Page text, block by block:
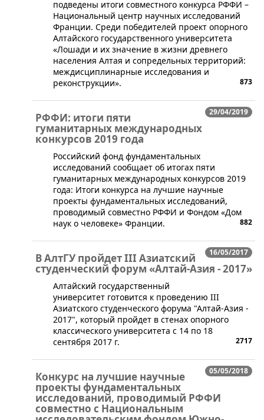
подведены итоги совместного конкурса РФФИ –
Национальный центр научных исследований
Франции. Среди победителей проект опорного
Алтайского государственного университета
«Лошади и их значение в жизни древнего
населения Алтая и сопредельных территорий:
междисциплинарные исследования и
реконструкции».
873
29/04/2019
РФФИ: итоги пяти
гуманитарных международных
конкурсов 2019 года
Российский фонд фундаментальных
исследований сообщает об итогах пяти
гуманитарных международных конкурсов 2019
года: Итоги конкурса на лучшие научные
проекты фундаментальных исследований,
проводимый совместно РФФИ и Фондом «Дом
наук о человеке» Франции.
882
16/05/2017
В АлтГУ пройдет III Азиатский
студенческий форум «Алтай-Азия - 2017»
​Алтайский государственный
университет готовится к проведению III
Азиатского студенческого форума "Алтай-Азия -
2017", который пройдет в стенах опорного
классического университета с 14 по 18
сентября 2017 г.
2717
05/05/2018
Конкурс на лучшие научные
проекты фундаментальных
исследований, проводимый РФФИ
совместно с Национальным